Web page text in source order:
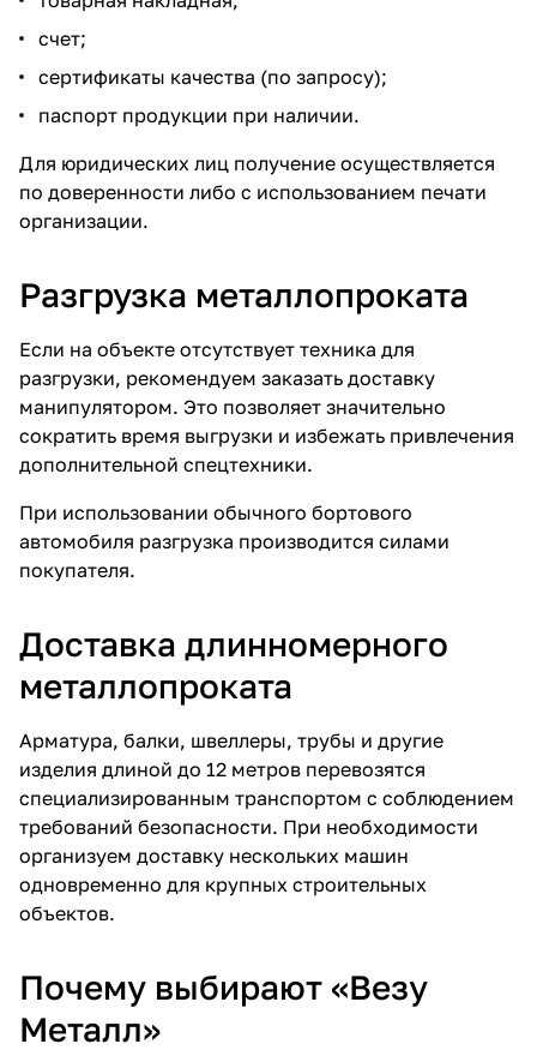
счет;
сертификаты качества (по запросу);
паспорт продукции при наличии.
Для юридических лиц получение осуществляется
по доверенности либо с использованием печати
организации.
Разгрузка металлопроката
Если на объекте отсутствует техника для
разгрузки, рекомендуем заказать доставку
манипулятором. Это позволяет значительно
сократить время выгрузки и избежать привлечения
дополнительной спецтехники.
При использовании обычного бортового
автомобиля разгрузка производится силами
покупателя.
Доставка длинномерного
металлопроката
Арматура, балки, швеллеры, трубы и другие
изделия длиной до 12 метров перевозятся
специализированным транспортом с соблюдением
требований безопасности. При необходимости
организуем доставку нескольких машин
одновременно для крупных строительных
объектов.
Почему выбирают «Везу
Металл»